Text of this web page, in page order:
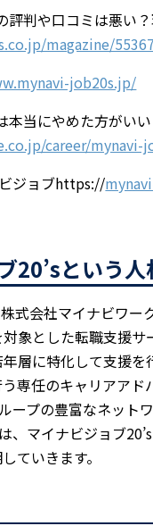
評判や口コミは悪い
magazine/55367
job20s.jp/
本当にやめた方がい
career/mynavi-
ジョブhttps://
20’sという
式会社マイナビワ
象とした転職支援
層に特化して支援
専任のキャリアア
ープの豊富なネット
、マイナビジョブ
ていきます。